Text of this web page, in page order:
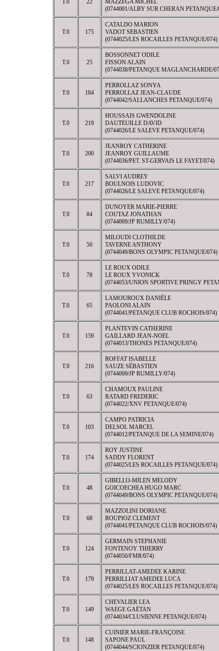
T.0 22
MAZZEGA MICHEL
(0744001/ALBY SUR CHERAN PETANQUE/
T.0 175
CATALDO MARION
VADOT SEBASTIEN
(0744025/LES ROCAILLES PETANQUE/074)
T.0 25
BOSSONNET ODILE
FISSON ALAIN
(0744038/PETANQUE MAGLANCHARDE/
T.0 184
PERROLLAZ SONYA
PERROLLAZ JEAN-CLAUDE
(0744042/SALLANCHES PETANQUE/074)
T.0 219
HOUSSAIS GWENDOLINE
DAUTEUILLE DAVID
(0744026/LE SALEVE PETANQUE/074)
T.0 200
JEANROY CATHERINE
JEANROY GUILLAUME
(0744036/PET. ST-GERVAIS LE FAYET/074)
T.0 217
SALVI AUDREY
BOULNOIS LUDOVIC
(0744026/LE SALEVE PETANQUE/074)
T.0 84
DUNOYER MARIE-PIERRE
COUTAZ JONATHAN
(0744009/JP RUMILLY/074)
T.0 50
MILOUDI CLOTHILDE
TAVERNE ANTHONY
(0744049/BONS OLYMPIC PETANQUE/074)
T.0 78
LE ROUX ODILE
LE ROUX YVONICK
(0744053/UNION SPORTIVE PRINGY
T.0 65
LAMOUROUX DANIÈLE
PAOLONI ALAIN
(0744041/PETANQUE CLUB ROCHOIS/074)
T.0 159
PLANTEVIN CATHERINE
GAILLARD JEAN-NOEL
(0744013/THONES PETANQUE/074)
T.0 216
ROFFAT ISABELLE
SAUZE SÉBASTIEN
(0744009/JP RUMILLY/074)
T.0 63
CHAMOUX PAULINE
RATARD FREDERIC
(0744022/XNV PETANQUE/074)
T.0 103
CAMPO PATRICIA
DELSOL MARCEL
(0744012/PETANQUE DE LA SEMINE/074)
T.0 174
ROY JUSTINE
SADDY FLORENT
(0744025/LES ROCAILLES PETANQUE/074)
T.0 48
GIBELLO-MILEN MELODY
GOICOECHEA HUGO MARC
(0744049/BONS OLYMPIC PETANQUE/074)
T.0 68
MAZZOLINI DORIANE
ROUPIOZ CLEMENT
(0744041/PETANQUE CLUB ROCHOIS/074)
T.0 124
GERMAIN STEPHANIE
FONTENOY THIERRY
(0744050/FMR/074)
T.0 179
PERRILLAT-AMEDEE KARINE
PERRILLIAT AMEDEE LUCA
(0744025/LES ROCAILLES PETANQUE/074)
T.0 149
CHEVALIER LEA
WAEGE GAËTAN
(0744034/CLUSIENNE PETANQUE/074)
T.0 148
CUINIER MARIE-FRANÇOISE
SAPONE PAUL
(0744044/SCIONZIER PETANQUE/074)